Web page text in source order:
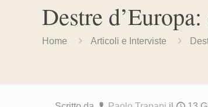
Destre
Home Articoli e Interviste